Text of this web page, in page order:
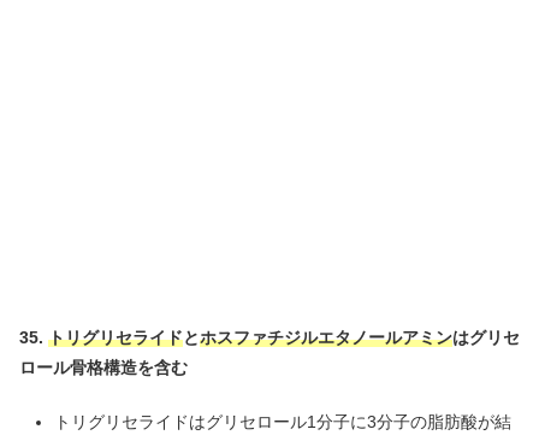
35. トリグリセライドとホスファチジルエタノールアミンはグリセ
ロール骨格構造を含む
トリグリセライドはグリセロール1分子に3分子の脂肪酸が結